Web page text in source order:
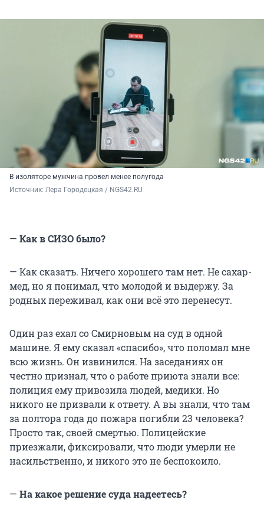
В изоляторе мужчина провел менее полугода
Источник: Лера Городецкая / NGS42.RU
— Как в СИЗО было?
— Как сказать. Ничего хорошего там нет. Не сахар-
мед, но я понимал, что молодой и выдержу. За
родных переживал, как они всё это перенесут.
Один раз ехал со Смирновым на суд в одной
машине. Я ему сказал «спасибо», что поломал мне
всю жизнь. Он извинился. На заседаниях он
честно признал, что о работе приюта знали все:
полиция ему привозила людей, медики. Но
никого не призвали к ответу. А вы знали, что там
за полтора года до пожара погибли23 человека?
Просто так, своей смертью. Полицейские
приезжали, фиксировали, что люди умерли не
насильственно, и никого это не беспокоило.
— На какое решение суда надеетесь?